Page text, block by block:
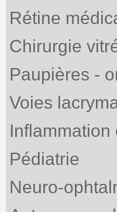
Rétine
Chirurgie
Paupières -
Voies
Inflammation
Pédiatrie
Neuro-